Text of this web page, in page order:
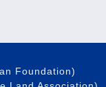
Foundation)